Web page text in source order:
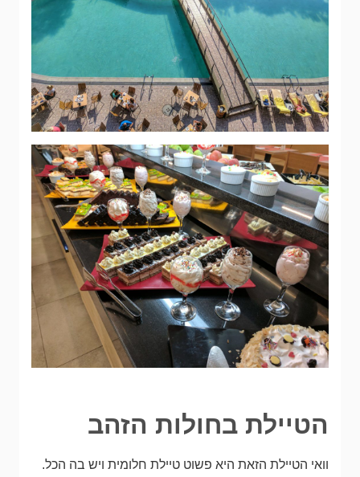
הטיילת בחולות הזהב
וואי הטיילת הזאת היא פשוט טיילת חלומית ויש בה הכל.